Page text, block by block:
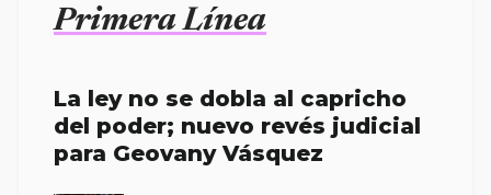
Primera Línea
La ley no se dobla al capricho
del poder; nuevo revés judicial
para Geovany Vásquez